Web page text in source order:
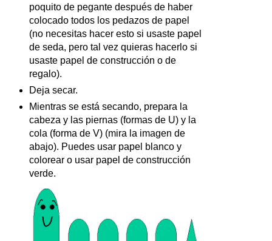
poquito de pegante después de haber
colocado todos los pedazos de papel
(no necesitas hacer esto si usaste papel
de seda, pero tal vez quieras hacerlo si
usaste papel de construcción o de
regalo).
Deja secar.
Mientras se está secando, prepara la
cabeza y las piernas (formas de U) y la
cola (forma de V) (mira la imagen de
abajo). Puedes usar papel blanco y
colorear o usar papel de construcción
verde.